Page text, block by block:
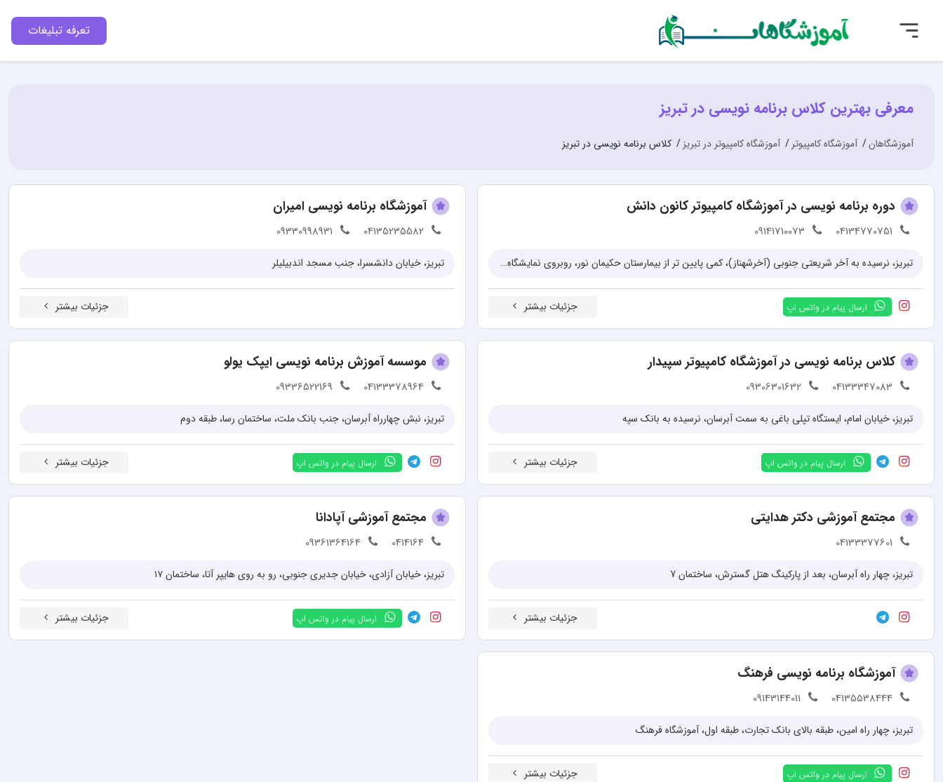
تعرفه تبلیغات
معرفی بهترین کلاس برنامه نویسی در تبریز
آموزشگاهان آموزشگاه کامپیوتر آموزشگاه کامپیوتر در تبریز کلاس برنامه نویسی در تبریز
دوره برنامه نویسی در آموزشگاه کامپیوتر کانون دانش
04134770751
09141710073
تبریز، نرسیده به آخر شریعتی جنوبی (آخرشهناز)، کمی پایین تر از بیمارستان حکیمان نور، روبروی نمایشگاه اتومبیل مهرداد، جنب ساختمان آدانا
ارسال پیام در واتس اپ جزئیات بیشتر
آموزشگاه برنامه نویسی امیران
04135235582
09330998931
تبریز، خیابان دانشسرا، جنب مسجد اندبیلیلر
جزئیات بیشتر
کلاس برنامه نویسی در آموزشگاه کامپیوتر سپیدار
04133347083
09306301632
تبریز، خیابان امام، ایستگاه تپلی باغی به سمت آبرسان، نرسیده به بانک سپه
ارسال پیام در واتس اپ جزئیات بیشتر
موسسه آموزش برنامه نویسی ایپک یولو
04133378964
09336522169
تبریز، نبش چهارراه آبرسان، جنب بانک ملت، ساختمان رسا، طبقه دوم
ارسال پیام در واتس اپ جزئیات بیشتر
مجتمع آموزشی دکتر هدایتی
04133377601
تبریز، چهار راه آبرسان، بعد از پارکینگ هتل گسترش، ساختمان 7
جزئیات بیشتر
مجتمع آموزشی آپادانا
0414164
09361364164
تبریز، خیابان آزادی، خیابان جدیری جنوبی، رو به روی هایپر آتا، ساختمان ۱۷
ارسال پیام در واتس اپ جزئیات بیشتر
آموزشگاه برنامه نویسی فرهنگ
04135538444
09143144011
تبریز، چهار راه امین، طبقه بالای بانک تجارت، طبقه اول، آموزشگاه فرهنگ
ارسال پیام در واتس اپ جزئیات بیشتر